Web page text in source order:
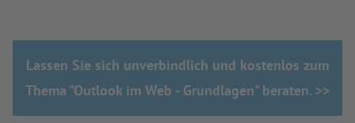
Lassen Sie sich unverbindlich und kostenlos zum
Thema "Outlook im Web - Grundlagen" beraten. >>